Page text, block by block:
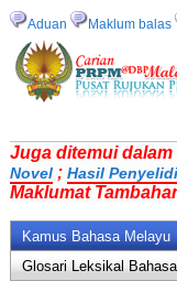
Aduan Maklum balas
Juga ditemui dalam
Novel ; Hasil
Maklumat
Kamus Bahasa Melayu
Glosari Leksikal